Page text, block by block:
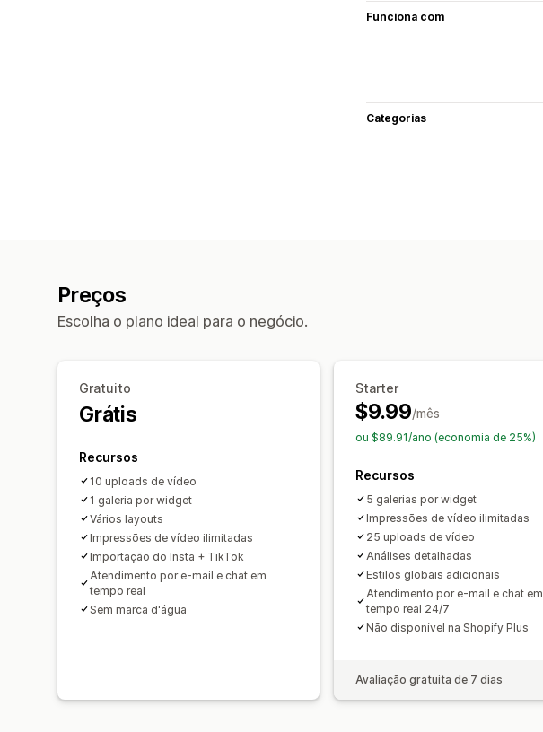
Funciona com
Categorias
Preços
Escolha o plano ideal para o negócio.
Gratuito
Grátis
Recursos
10 uploads de vídeo
1 galeria por widget
Vários layouts
Impressões de vídeo ilimitadas
Importação do Insta + TikTok
Atendimento por e-mail e chat em
tempo real
Sem marca d'água
Starter
$9.99/mês
ou $89.91/ano (economia de 25%)
Recursos
5 galerias por widget
Impressões de vídeo ilimitadas
25 uploads de vídeo
Análises detalhadas
Estilos globais adicionais
Atendimento por e-mail e chat em
tempo real 24/7
Não disponível na Shopify Plus
Avaliação gratuita de 7 dias